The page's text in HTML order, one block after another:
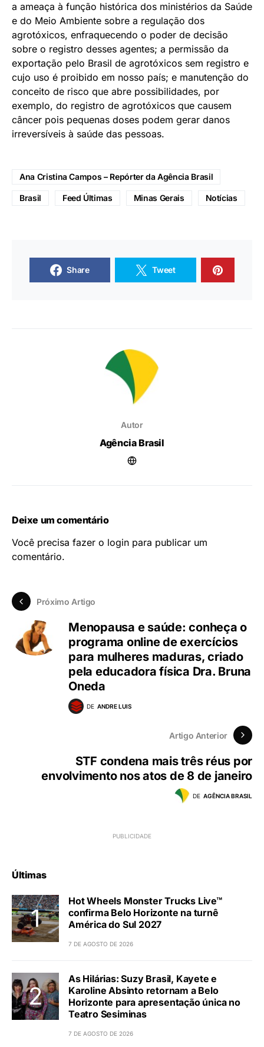
a ameaça à função histórica dos ministérios da Saúde
e do Meio Ambiente sobre a regulação dos
agrotóxicos, enfraquecendo o poder de decisão
sobre o registro desses agentes; a permissão da
exportação pelo Brasil de agrotóxicos sem registro e
cujo uso é proibido em nosso país; e manutenção do
conceito de risco que abre possibilidades, por
exemplo, do registro de agrotóxicos que causem
câncer pois pequenas doses podem gerar danos
irreversíveis à saúde das pessoas.
Ana Cristina Campos – Repórter da Agência Brasil
Brasil Feed Últimas Minas Gerais Notícias
Share Tweet
Autor
Agência Brasil
Deixe um comentário
Você precisa fazer o login para publicar um
comentário.
Próximo Artigo
Menopausa e saúde: conheça o
programa online de exercícios
para mulheres maduras, criado
pela educadora física Dra. Bruna
Oneda
DE ANDRE LUIS
Artigo Anterior
STF condena mais três réus por
envolvimento nos atos de 8 de janeiro
DE AGÊNCIA BRASIL
Últimas
Hot Wheels Monster Trucks Live™
confirma Belo Horizonte na turnê
América do Sul 2027
7 DE AGOSTO DE 2026
As Hilárias: Suzy Brasil, Kayete e
Karoline Absinto retornam a Belo
Horizonte para apresentação única no
Teatro Sesiminas
7 DE AGOSTO DE 2026